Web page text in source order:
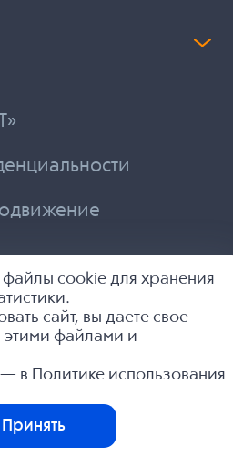
файлы cookie для хранения
сайт, вы даете свое
этими файлами и
— в
Политике использования
Принять